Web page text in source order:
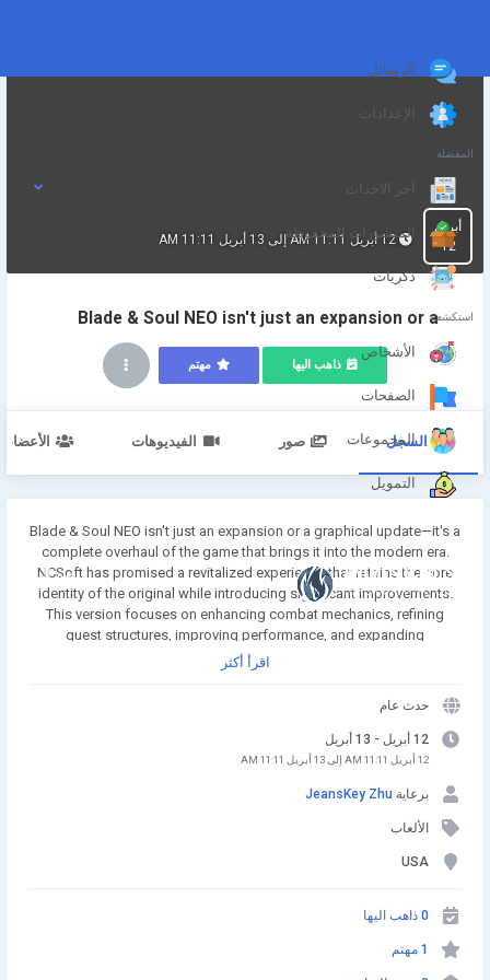
الرسائل
الإعدادات
المفضلة
أخر الاحداث
المنشورات المحفوظة
ذكريات
استكشف
الأشخاص
الصفحات
المجموعات
التمويل
انضم إلينا
أبريل
12
Blade & Soul NEO isn't just an expansion or a
12 أبريل 11:11 AM إلى 13 أبريل 11:11 AM
ذاهب اليها مهتم
السجل صور الفيديوهات الأعضاء
Blade & Soul NEO isn't just an expansion or a graphical update—it's a
complete overhaul of the game that brings it into the modern era.
NCSoft has promised a revitalized experience that retains the core
identity of the original while introducing significant improvements.
This version focuses on enhancing combat mechanics, refining
quest structures, improving performance, and expanding
customization options for players. MMOexp.com provides high
Welcome to BnS NEO Divine Gems for sale to enhance your adven.
اقرأ أكثر
حدث عام
12 أبريل - 13 أبريل
12 أبريل 11:11 AM إلى 13 أبريل 11:11 AM
برعاية JeansKey Zhu
الألعاب
USA
0 ذاهب اليها
1 مهتم